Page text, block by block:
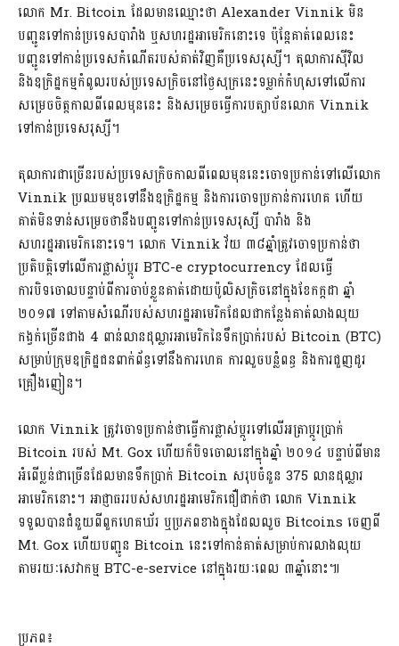
លោក Mr. Bitcoin ដែលមានឈ្មោះថា Alexander Vinnik មិន
បញ្ជូនទៅកាន់ប្រទេសបារាំង ឬសហរដ្ឋអាមេរិកនោះទេ ប៉ុន្តែគាត់ពេលនេះ
បញ្ជូនទៅកាន់ប្រទេសកំណើតរបស់គាត់វិញគឺប្រទេសរុស្សី។ តុលាការស៊ីវិល
និងឧក្រិដ្ឋកម្មកំពូលរបស់ប្រទេសក្រិចនៅថ្ងៃសុក្រនេះទម្លាក់កំហុសទៅលើការ
សម្រេចចិត្តកាលពីពេលមុននេះ និងសម្រេចធ្វើការបត្យាប័នលោក Vinnik
ទៅកាន់ប្រទេសរុស្សី។
តុលាការជាច្រើនរបស់ប្រទេសក្រិចកាលពីពេលមុននេះចោទប្រកាន់ទៅលើលោក
Vinnik ប្រឈមមុខទៅនឹងឧក្រិដ្ឋកម្ម និងការចោទប្រកាន់ការហេគ ហើយ
គាត់មិនទាន់សម្រេចថានឹងបញ្ជូនទៅកាន់ប្រទេសរុស្សី បារាំង និង
សហរដ្ឋអាមេរិកនោះទេ។ លោក Vinnik វ័យ ៣៨​ឆ្នាំត្រូវចោទប្រកាន់ថា
ប្រតិបត្តិទៅលើការផ្លាស់ប្តូរ BTC-e cryptocurrency ដែលធ្វើ
ការបិទចោលបន្ទាប់ពីការចាប់ខ្លួនគាត់ដោយប៉ូលិសក្រិចនៅក្នុងខែកក្កដា ឆ្នាំ
២០១៧ ទៅតាមសំណើរបស់សហរដ្ឋអាមេរិកដែលជាកន្លែងគាត់លាងលុយ
កង្វក់ច្រើនជាង 4 ពាន់លានដុល្លារអាមេរិកនៃទឹកប្រាក់របស់ Bitcoin (BTC)
សម្រាប់ក្រុមឧក្រិដ្ឋជនពាក់ព័ន្ធទៅនឹងការហេគ ការលួចបន្លំពន្ធ និងការជួញដូរ
គ្រឿងញៀន។​
លោក Vinnik ត្រូវចោទប្រកាន់ថាធ្វើការផ្លាស់ប្តូរទៅលើអត្រាប្តូរប្រាក់
Bitcoin របស់ Mt. Gox ហើយក៏បិទចោលនៅក្នុងឆ្នាំ ២០១៤ បន្ទាប់ពីមាន
អំពើប្លន់ជាច្រើនដែលមានទឹកប្រាក់ Bitcoin សរុបចំនួន 375 លានដុល្លារ
អាមេរិកនោះ។ អាជ្ញាធររបស់សហរដ្ឋអាមេរិកជឿជាក់ថា លោក Vinnik
ទទួលបានជំនួយពីពួកហេគឃ័រ ឬប្រភពខាងក្នុងដែលលួច Bitcoins ចេញពី
Mt. Gox ហើយបញ្ជូន Bitcoin នេះទៅកាន់គាត់សម្រាប់ការលាងលុយ
តាមរយៈសេវាកម្ម BTC-e-service នៅក្នុងរយៈពេល ៣ឆ្នាំនោះ៕
ប្រភព៖